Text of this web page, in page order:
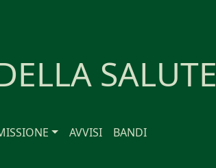
SALUTE
AVVISI
BANDI